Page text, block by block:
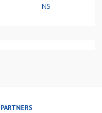
NS
PARTNERS